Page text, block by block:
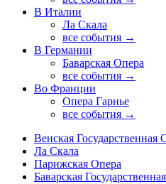
В Италии
Ла Скала
все события →
В Германии
Баварская Опера
все события →
Во Франции
Опера Гарнье
все события →
Венская Государственная
Ла Скала
Парижская Опера
Баварская